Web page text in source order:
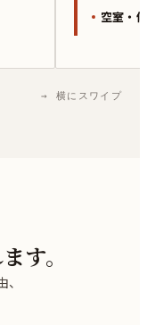
空室・
→ 横にスワイプ
す。